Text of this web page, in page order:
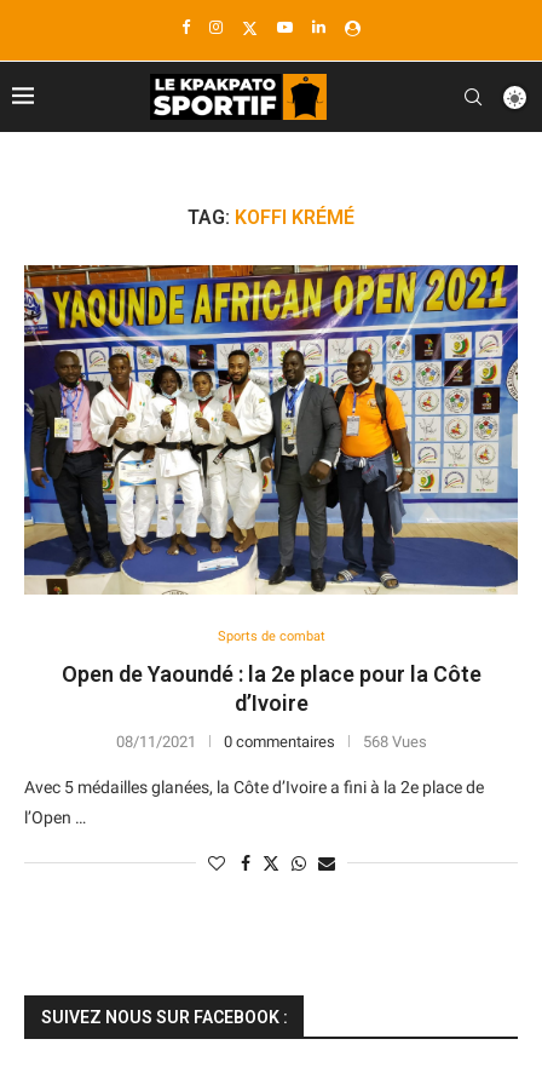
TAG: KOFFI KRÉMÉ
Sports de combat
Open de Yaoundé : la 2e place pour la Côte
d’Ivoire
08/11/2021 0 commentaires 568 Vues
Avec 5 médailles glanées, la Côte d’Ivoire a fini à la 2e place de
l’Open …
SUIVEZ NOUS SUR FACEBOOK :